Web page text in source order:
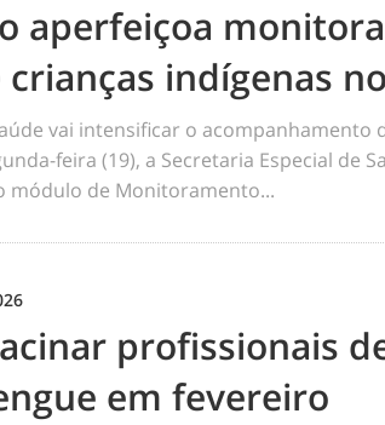
aperfeiçoa
crianças indígenas
vai intensificar o acompanhamento
feira (19), a Secretaria Especial de
módulo de Monitoramento...
profissionais
em fevereiro